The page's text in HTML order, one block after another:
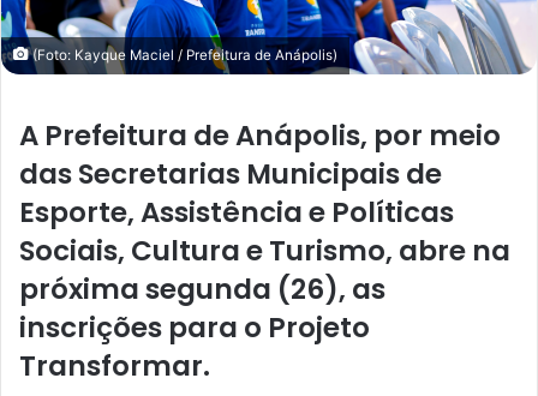
(Foto: Kayque Maciel / Prefeitura de Anápolis)
A Prefeitura de Anápolis, por meio
das Secretarias Municipais de
Esporte, Assistência e Políticas
Sociais, Cultura e Turismo, abre na
próxima segunda (26), as
inscrições para o Projeto
Transformar.